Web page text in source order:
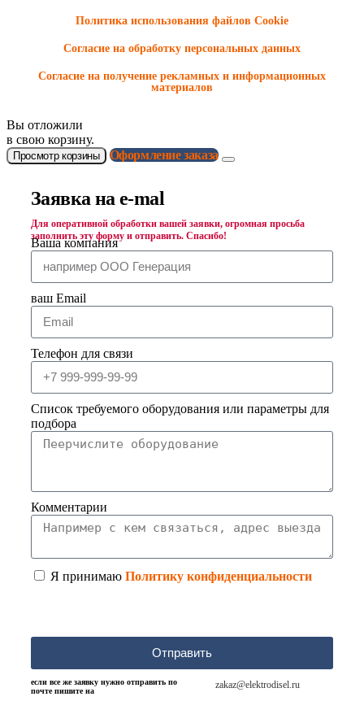
Политика использования файлов Cookie
Согласие на обработку персональных данных
Согласие на получение рекламных и информационных
материалов
Вы отложили
в свою корзину.
Просмотр корзины Оформление заказа
Заявка на e-mal
Для оперативной обработки вашей заявки, огромная просьба
заполнить эту форму и отправить. Спасибо!
Ваша компания
ваш Email
Телефон для связи
Список требуемого оборудования или параметры для
подбора
Комментарии
Я принимаю Политику конфиденциальности
Отправить
если все же заявку нужно отправить по
почте пишите на
zakaz@elektrodisel.ru